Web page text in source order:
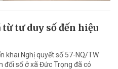
tư duy số đến hiệu
khai Nghị quyết số 57-NQ/TW
đổi số ở xã Đức Trọng đã có